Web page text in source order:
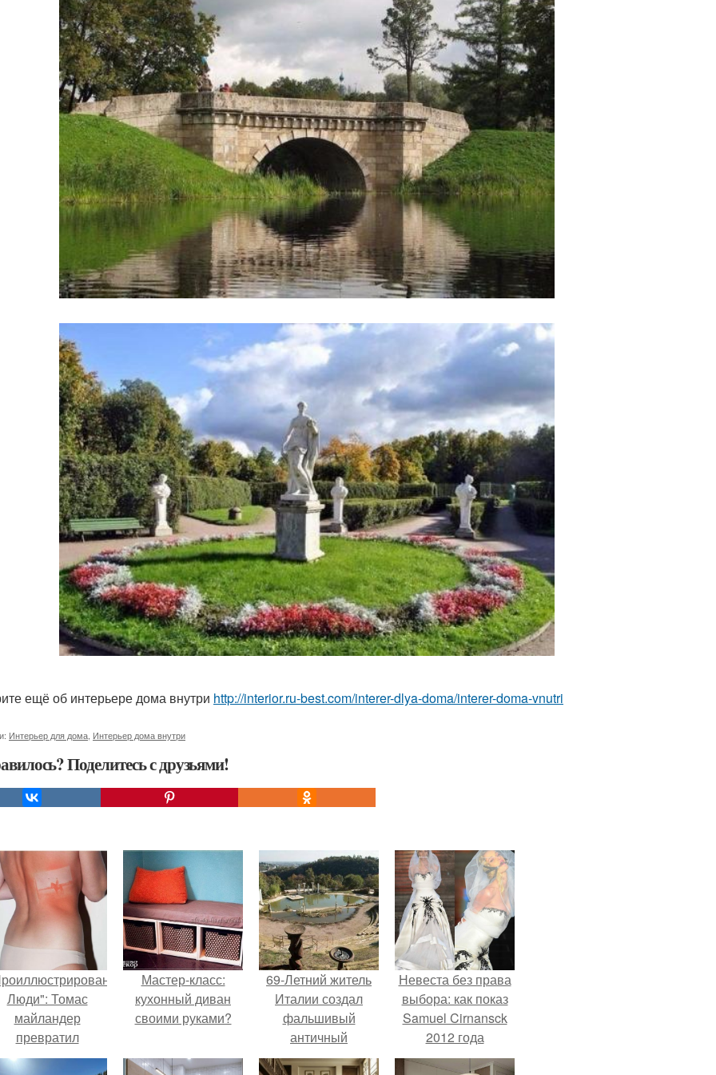
ещё об интерьере дома внутри http://interior.ru-best.com/interer-dlya-doma/interer-doma-vnutri
Интерьер для дома Интерьер дома внутри
Поделитесь с друзьями!
Люди": Томас
майландер
превратил
ожоги в
Мастер-класс:
кухонный диван
своими руками?
69-Летний житель
Италии создал
фальшивый
античный
амфитеатр и
Невеста без права
выбора: как показ
Samuel Cirnansck
2012 года
превратил подиум